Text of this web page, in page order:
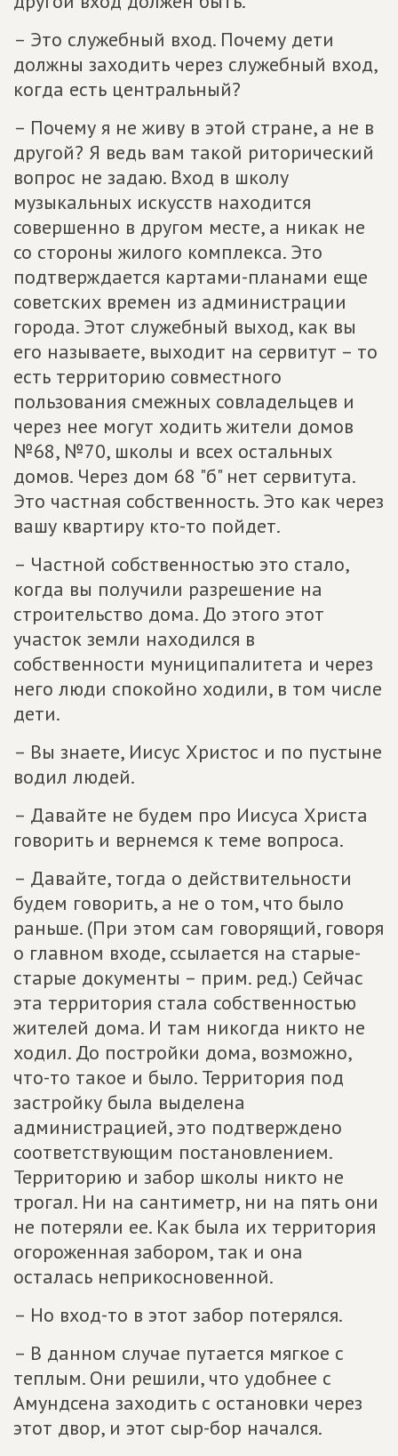
– Это служебный вход. Почему дети
должны заходить через служебный вход,
когда есть центральный?
– Почему я не живу в этой стране, а не в
другой? Я ведь вам такой риторический
вопрос не задаю. Вход в школу
музыкальных искусств находится
совершенно в другом месте, а никак не
со стороны жилого комплекса. Это
подтверждается картами-планами еще
советских времен из администрации
города. Этот служебный выход, как вы
его называете, выходит на сервитут – то
есть территорию совместного
пользования смежных совладельцев и
через нее могут ходить жители домов
№68, №70, школы и всех остальных
домов. Через дом 68 "б" нет сервитута.
Это частная собственность. Это как через
вашу квартиру кто-то пойдет.
– Частной собственностью это стало,
когда вы получили разрешение на
строительство дома. До этого этот
участок земли находился в
собственности муниципалитета и через
него люди спокойно ходили, в том числе
дети.
– Вы знаете, Иисус Христос и по пустыне
водил людей.
– Давайте не будем про Иисуса Христа
говорить и вернемся к теме вопроса.
– Давайте, тогда о действительности
будем говорить, а не о том, что было
раньше. (При этом сам говорящий, говоря
о главном входе, ссылается на старые-
старые документы – прим. ред.) Сейчас
эта территория стала собственностью
жителей дома. И там никогда никто не
ходил. До постройки дома, возможно,
что-то такое и было. Территория под
застройку была выделена
администрацией, это подтверждено
соответствующим постановлением.
Территорию и забор школы никто не
трогал. Ни на сантиметр, ни на пять они
не потеряли ее. Как была их территория
огороженная забором, так и она
осталась неприкосновенной.
– Но вход-то в этот забор потерялся.
– В данном случае путается мягкое с
теплым. Они решили, что удобнее с
Амундсена заходить с остановки через
этот двор, и этот сыр-бор начался.